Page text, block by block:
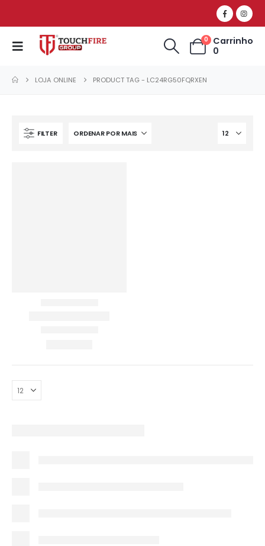
0
Carrinho
0
LOJA ONLINE PRODUCT TAG - LC24RG50FQRXEN
FILTER